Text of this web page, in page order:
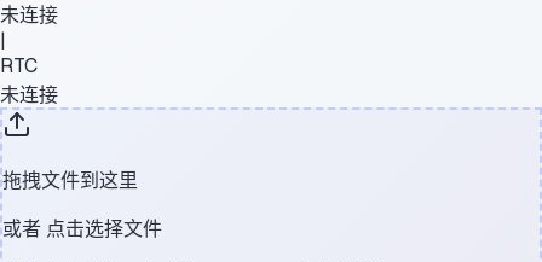
未连接
|
RTC
未连接
拖拽文件到这里
或者 点击选择文件